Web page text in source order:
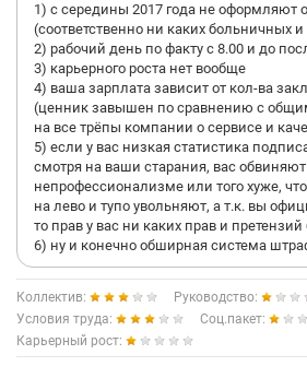
1) с середины 2017 года не оформляют
(соответственно ни каких больничных
2) рабочий день по факту с 8.00 и до
3) карьерного роста нет вообще
4) ваша зарплата зависит от кол-ва
(ценник завышен по сравнению с
на все трёпы компании о сервисе и
5) если у вас низкая статистика
смотря на ваши старания, вас
непрофессионализме или того хуже,
на лево и тупо увольняют, а т.к. вы
то прав у вас ни каких прав и
6) ну и конечно обширная система
Коллектив:
Руководство:
Условия труда:
Соц.пакет:
Карьерный рост: